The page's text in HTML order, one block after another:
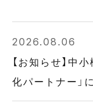
2026.08.06
【お知らせ】中
化パートナー」